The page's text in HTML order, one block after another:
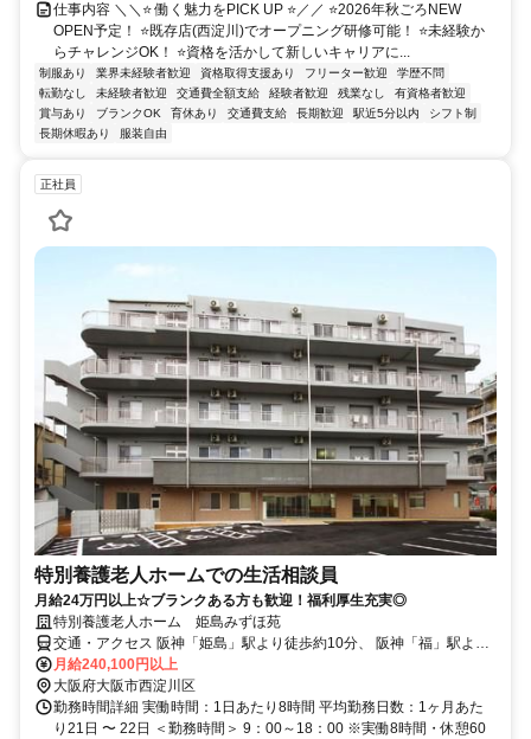
仕事内容 ＼＼⭐ 働く魅力をPICK UP ⭐／／ ⭐2026年秋ごろNEW
OPEN予定！ ⭐既存店(西淀川)でオープニング研修可能！ ⭐未経験か
らチャレンジOK！ ⭐資格を活かして新しいキャリアに...
制服あり 業界未経験者歓迎 資格取得支援あり フリーター歓迎
学歴不問
転勤なし
未経験者歓迎 交通費全額支給 経験者歓迎 残業なし
有資格者歓迎
賞与あり
ブランクOK 育休あり 交通費支給 長期歓迎 駅近5分以内
シフト制
長期休暇あり
服装自由
正社員
特別養護老人ホームでの生活相談員
月給24万円以上☆ブランクある方も歓迎！福利厚生充実◎
特別養護老人ホーム 姫島みずほ苑
交通・アクセス 阪神「姫島」駅より徒歩約10分、 阪神「福」駅より
徒歩約10分
月給240,100円以上
大阪府大阪市西淀川区
勤務時間詳細 実働時間：1日あたり8時間 平均勤務日数：1ヶ月あた
り21日 〜 22日 ＜勤務時間＞ 9：00～18：00 ※実働8時間・休憩60